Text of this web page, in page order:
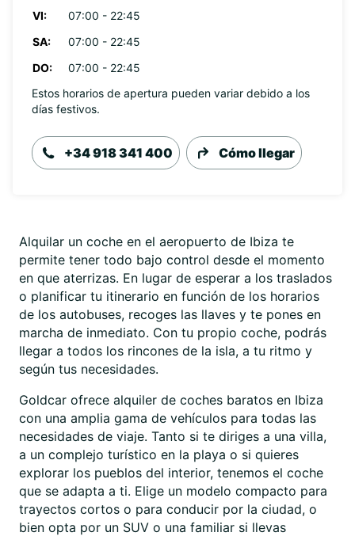
VI:
07:00 - 22:45
SA:
07:00 - 22:45
DO:
07:00 - 22:45
Estos horarios de apertura pueden variar debido a los
días festivos.
+34 918 341 400 Cómo llegar
Alquilar un coche en el aeropuerto de Ibiza te
permite tener todo bajo control desde el momento
en que aterrizas. En lugar de esperar a los traslados
o planificar tu itinerario en función de los horarios
de los autobuses, recoges las llaves y te pones en
marcha de inmediato. Con tu propio coche, podrás
llegar a todos los rincones de la isla, a tu ritmo y
según tus necesidades.
Goldcar ofrece alquiler de coches baratos en Ibiza
con una amplia gama de vehículos para todas las
necesidades de viaje. Tanto si te diriges a una villa,
a un complejo turístico en la playa o si quieres
explorar los pueblos del interior, tenemos el coche
que se adapta a ti. Elige un modelo compacto para
trayectos cortos o para conducir por la ciudad, o
bien opta por un SUV o una familiar si llevas